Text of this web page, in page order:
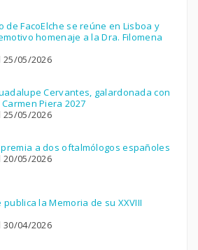
de FacoElche se reúne en Lisboa y
homenaje a la Dra. Filomena
25/05/2026
Cervantes, galardonada con
Piera 2027
25/05/2026
premia a dos oftalmólogos españoles
20/05/2026
publica la Memoria de su XXVIII
30/04/2026